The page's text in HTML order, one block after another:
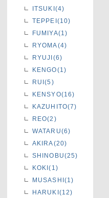
ITSUKI(4)
TEPPEI(10)
FUMIYA(1)
RYOMA(4)
RYUJI(6)
KENGO(1)
RUI(5)
KENSYO(16)
KAZUHITO(7)
REO(2)
WATARU(6)
AKIRA(20)
SHINOBU(25)
KOKI(1)
MUSASHI(1)
HARUKI(12)